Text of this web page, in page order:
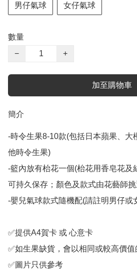
男仔氣球 女仔氣球
數量
−
+
加至購物車
簡介
-時令生果8-10款(包括日本蘋果、大
他時令生果)
-籃內放有枱花一個(枱花用香皂花及
可持久保存；顏色及款式由花藝師挑
-嬰兒氣球款式隨機配(請註明男仔或
✅提供A4賀卡 或 心意卡
✅如生果缺貨，會以相同或較高價值
✅圖片只供參考